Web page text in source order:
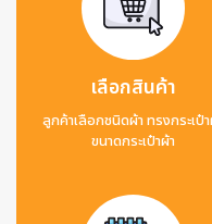
เลือกสินค้า
ลูกค้าเลือกชนิดผ้า ทรงกระเป๋
ขนาดกระเป๋าผ้า